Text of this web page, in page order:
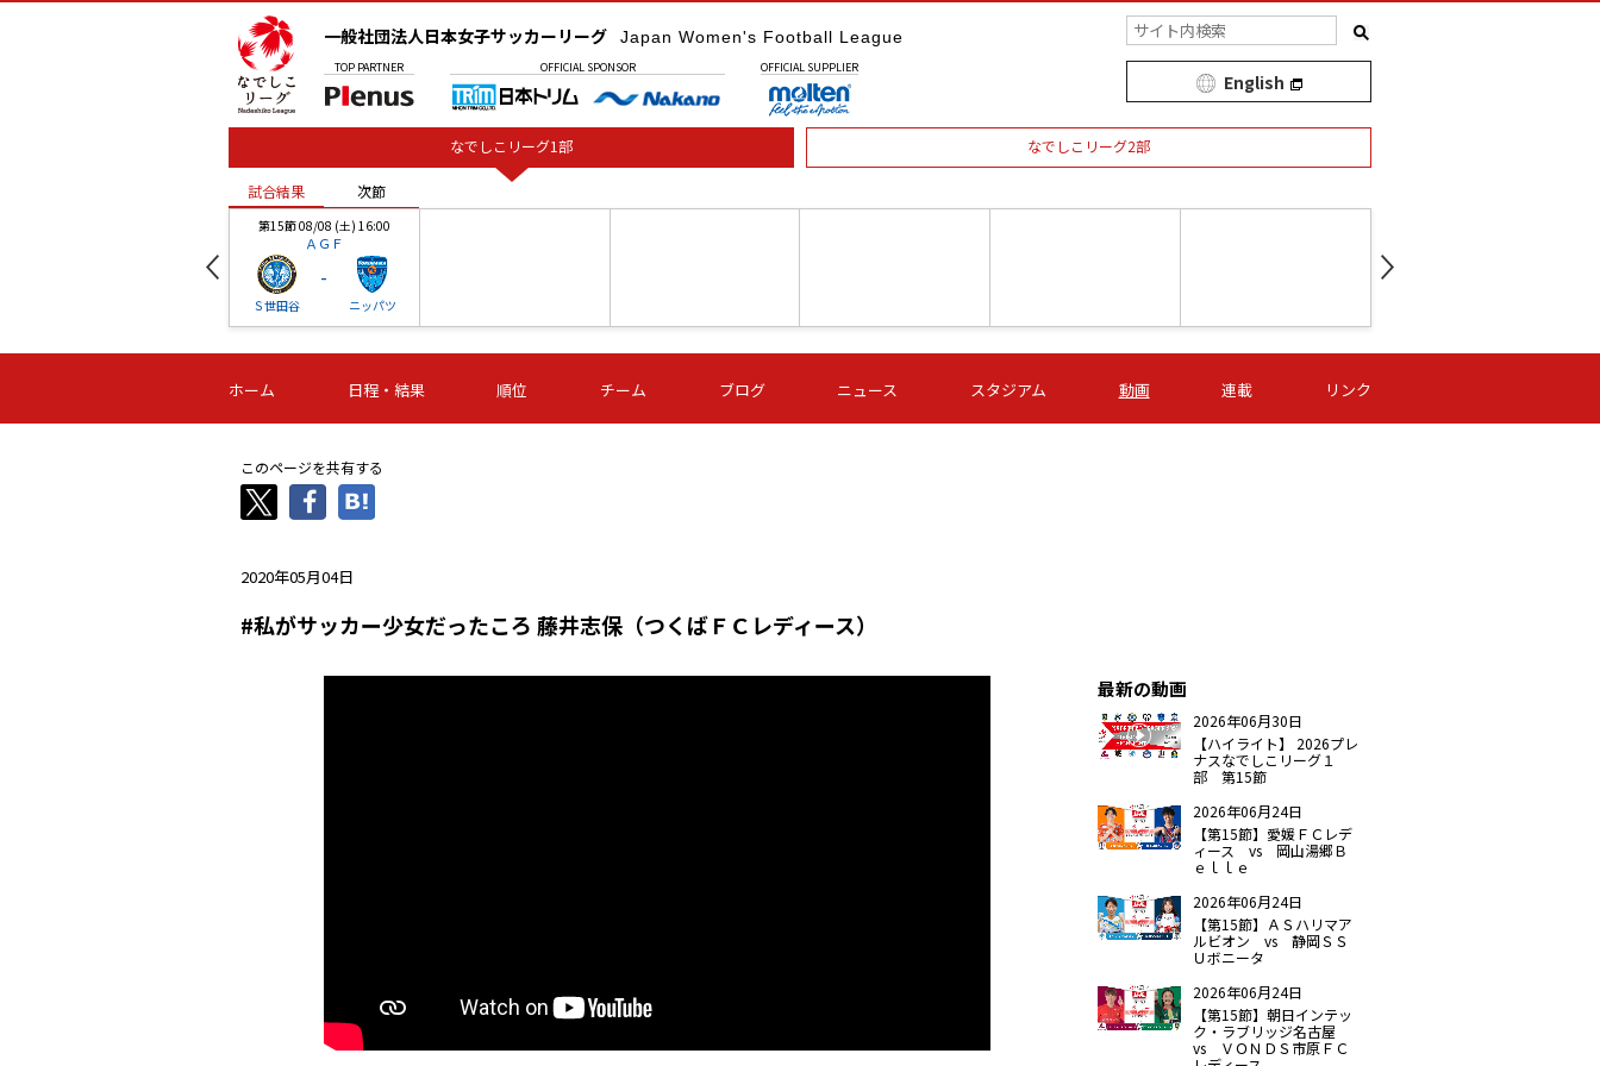
一般社団法人日本女子サッカーリーグ Japan Women's Football League
TOP PARTNER OFFICIAL SPONSOR OFFICIAL SUPPLIER
English
なでしこリーグ1部 なでしこリーグ2部
試合結果 次節
第15節 08/08 (土) 16:00
ＡＧＦ
Ｓ世田谷
-
ニッパツ
-
第16節 09/05 (土) 15:00
ニッパツ
ニッパツ
-
名古屋
第16節 09/05 (土) 15:00
石人の星
-
第16節 09/05 (土) 16:00
ＡＧＦ
-
いちご
-
第16節 09/06 (日) 15:00
-
第16節 09/06 (日) 15:00
- -
試合結果 次節
ホーム 日程・結果 順位 チーム ブログ ニュース スタジアム 動画 連載 リンク
このページを共有する
2020年05月04日
#私がサッカー少女だったころ 藤井志保（つくばＦＣレディース）
最新の動画
2026年06月30日
【ハイライト】 2026プレ
ナスなでしこリーグ１
部 第15節
2026年06月24日
【第15節】愛媛ＦＣレデ
ィース vs 岡山湯郷Ｂ
ｅｌｌｅ
2026年06月24日
【第15節】ＡＳハリマア
ルビオン vs 静岡ＳＳ
Ｕボニータ
2026年06月24日
【第15節】朝日インテッ
ク・ラブリッジ名古屋
vs ＶＯＮＤＳ市原ＦＣ